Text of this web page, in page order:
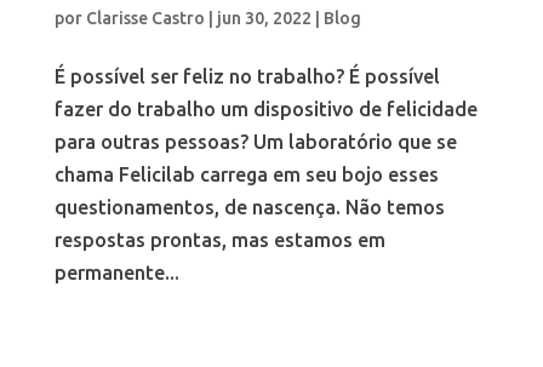
por Clarisse Castro jun 30, 2022 Blog
É possível ser feliz no trabalho? É possível
fazer do trabalho um dispositivo de felicidade
para outras pessoas? Um laboratório que se
chama Felicilab carrega em seu bojo esses
questionamentos, de nascença. Não temos
respostas prontas, mas estamos em
permanente...